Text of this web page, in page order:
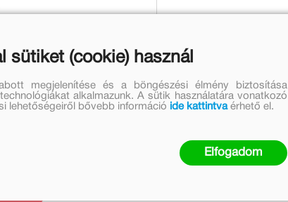
sütiket (cookie) használ
megjelenítése és a böngészési élmény biztosítása
alkalmazunk. A sütik használatára vonatkozó
lehetőségeiről bővebb információ ide kattintvaérhető el.
Elfogadom